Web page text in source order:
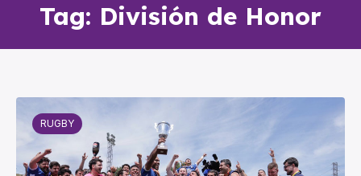
Tag: División de Honor
RUGBY